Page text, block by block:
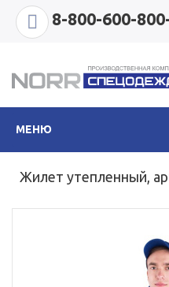
8-800-600-
МЕНЮ
Жилет утепленный,